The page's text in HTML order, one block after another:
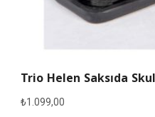
Trio Helen Saksıda
₺1.099,00